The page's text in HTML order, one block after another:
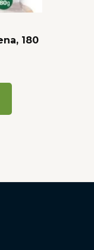
180